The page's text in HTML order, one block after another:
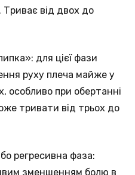
Триває від двох до
для цієї фази
руху плеча майже у
особливо при обертанні
тривати від трьох до
регресивна фаза:
зменшенням болю в